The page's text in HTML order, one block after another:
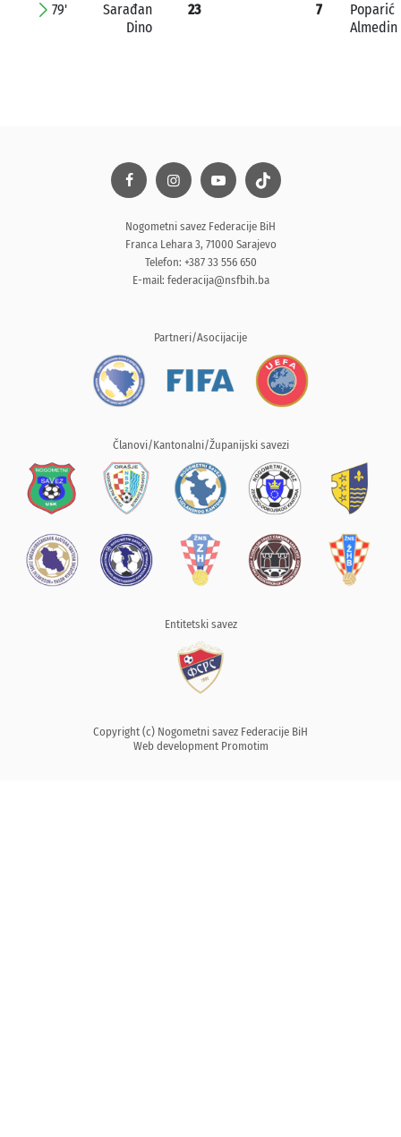
79'
Sarađan
Dino
23 7
Poparić
Almedin
Nogometni savez Federacije BiH
Franca Lehara 3, 71000 Sarajevo
Telefon: +387 33 556 650
E-mail: federacija@nsfbih.ba
Partneri/Asocijacije
Članovi/Kantonalni/Županijski savezi
Entitetski savez
Copyright (c) Nogometni savez Federacije BiH
Web development Promotim